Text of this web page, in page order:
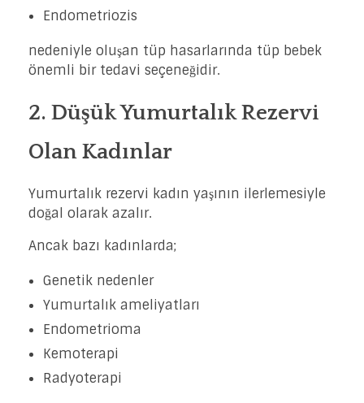
Endometriozis
nedeniyle oluşan tüp hasarlarında tüp bebek
önemli bir tedavi seçeneğidir.
2. Düşük Yumurtalık Rezervi
Olan Kadınlar
Yumurtalık rezervi kadın yaşının ilerlemesiyle
doğal olarak azalır.
Ancak bazı kadınlarda;
Genetik nedenler
Yumurtalık ameliyatları
Endometrioma
Kemoterapi
Radyoterapi